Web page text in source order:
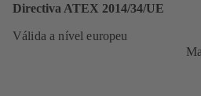
Directiva ATEX 2014/34/UE
Válida a nível europeu